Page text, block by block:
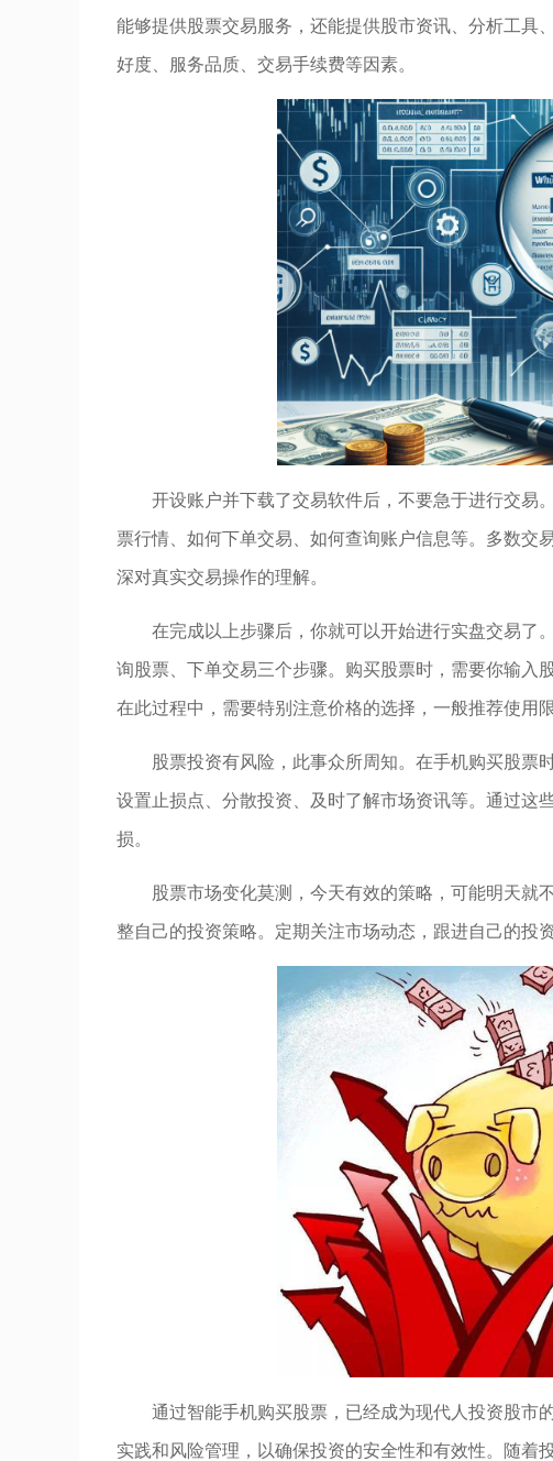
能够提供股票交易服务，还能提供股市资讯、分析工具
好度、服务品质、交易手续费等因素。
开设账户并下载了交易软件后，不要急于进行交易
票行情、如何下单交易、如何查询账户信息等。多数交
深对真实交易操作的理解。
在完成以上步骤后，你就可以开始进行实盘交易了
询股票、下单交易三个步骤。购买股票时，需要你输入
在此过程中，需要特别注意价格的选择，一般推荐使用
股票投资有风险，此事众所周知。在手机购买股票
设置止损点、分散投资、及时了解市场资讯等。通过这
损。
股票市场变化莫测，今天有效的策略，可能明天就
整自己的投资策略。定期关注市场动态，跟进自己的投
通过智能手机购买股票，已经成为现代人投资股市
实践和风险管理，以确保投资的安全性和有效性。随